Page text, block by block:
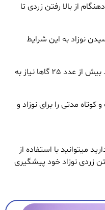
از بالا رفتن زردی تا
نوزاد به این شرایط
چرا که در صورت بالا رفتن زردی نوزاد بیش از عدد 25 گاها نیاز به
مدتی را برای نوزاد و
میتوانید با استفاده از
زردی نوزاد خود پیشگیری